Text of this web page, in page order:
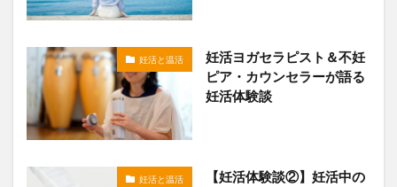
妊活と温活
妊活ヨガセラピスト＆不妊
ピア・カウンセラーが語る
妊活体験談
妊活と温活
【妊活体験談②】妊活中の